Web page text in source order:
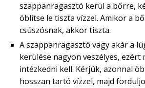
szappanragasztó kerül a bőrre,
öblítse le tiszta vízzel. Amikor a
csúszósnak, akkor tiszta.
A szappanragasztó vagy akár a
kerülése nagyon veszélyes, ezért
intézkedni kell. Kérjük, azonnal
hosszan tartó vízzel, majd